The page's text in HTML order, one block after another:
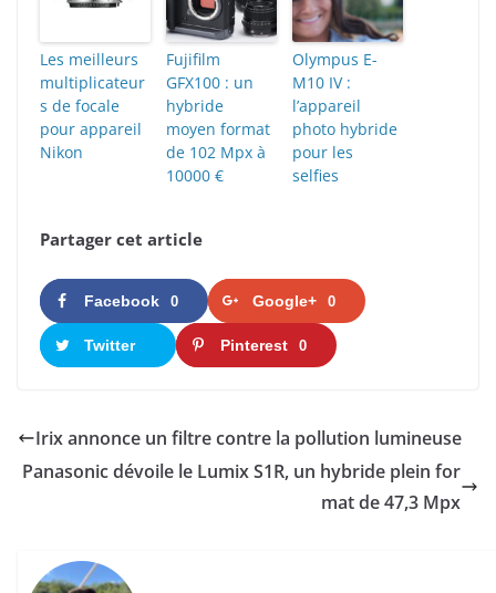
Les meilleurs
multiplicateur
s de focale
pour appareil
Nikon
Fujifilm
GFX100 : un
hybride
moyen format
de 102 Mpx à
10000 €
Olympus E-
M10 IV :
l’appareil
photo hybride
pour les
selfies
Partager cet article
Facebook 0 Google+ 0
Twitter Pinterest 0
Irix annonce un filtre contre la pollution lumineuse
Panasonic dévoile le Lumix S1R, un hybride plein for
mat de 47,3 Mpx